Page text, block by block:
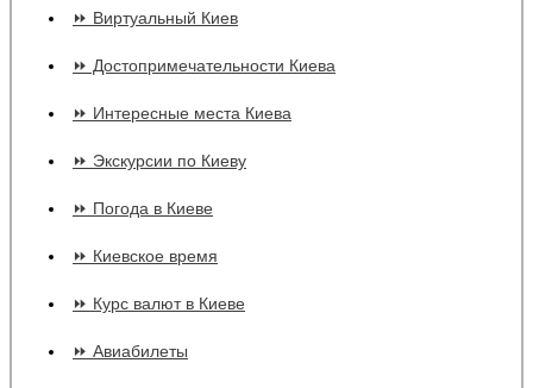
⏩ Виртуальный Киев
⏩ Достопримечательности Киева
⏩ Интересные места Киева
⏩ Экскурсии по Киеву
⏩ Погода в Киеве
⏩ Киевское время
⏩ Курс валют в Киеве
⏩ Авиабилеты